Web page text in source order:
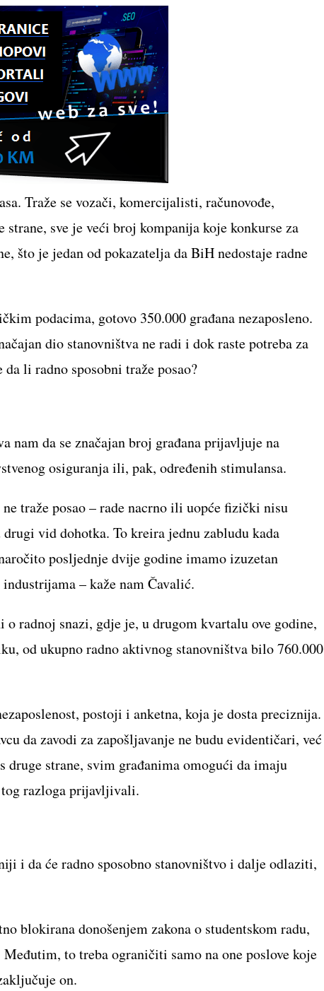
Traže se vozači, komercijalisti, računovođe,
sve je veći broj kompanija koje konkurse za
što je jedan od pokazatelja da BiH nedostaje radne
podacima, gotovo 350.000 građana nezaposleno.
dio stanovništva ne radi i dok raste potreba za
li radno sposobni traže posao?
nam da se značajan broj građana prijavljuje na
osiguranja ili, pak, određenih stimulansa.
traže posao – rade nacrno ili uopće fizički nisu
vid dohotka. To kreira jednu zabludu kada
posljednje dvije godine imamo izuzetan
– kaže nam Čavalić.
radnoj snazi, gdje je, u drugom kvartalu ove godine,
od ukupno radno aktivnog stanovništva bilo 760.000
postoji i anketna, koja je dosta preciznija.
da zavodi za zapošljavanje ne budu evidentičari, već
druge strane, svim građanima omogući da imaju
tog razloga prijavljivali.
i da će radno sposobno stanovništvo i dalje odlaziti,
blokirana donošenjem zakona o studentskom radu,
to treba ograničiti samo na one poslove koje
on.